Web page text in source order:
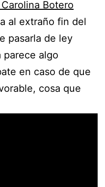
Botero
al extraño fin del
pasarla de ley
parece algo
en caso de que
cosa que